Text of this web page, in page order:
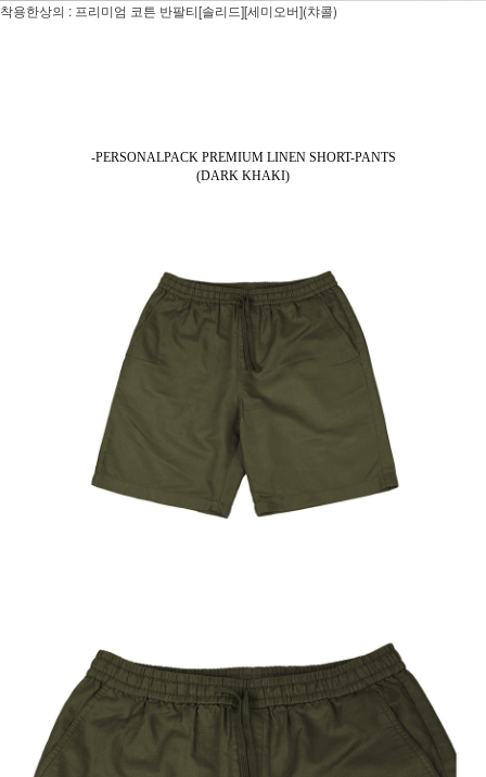
착용한상의 : 프리미엄 코튼 반팔티[솔리드][세미오버](챠콜)
-PERSONALPACK PREMIUM LINEN SHORT-PANTS
(DARK KHAKI)